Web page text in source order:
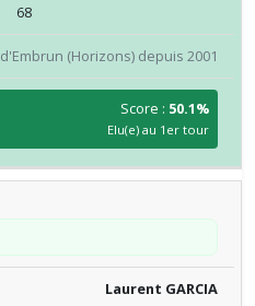
68
(Horizons) depuis 2001
Score : 50.1%
Elu(e) au 1er tour
Laurent GARCIA